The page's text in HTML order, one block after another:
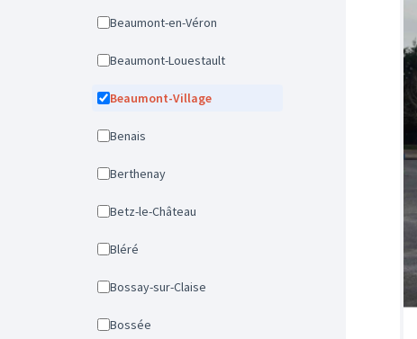
Beaumont-en-Véron
Beaumont-Louestault
Beaumont-Village
Benais
Berthenay
Betz-le-Château
Bléré
Bossay-sur-Claise
Bossée